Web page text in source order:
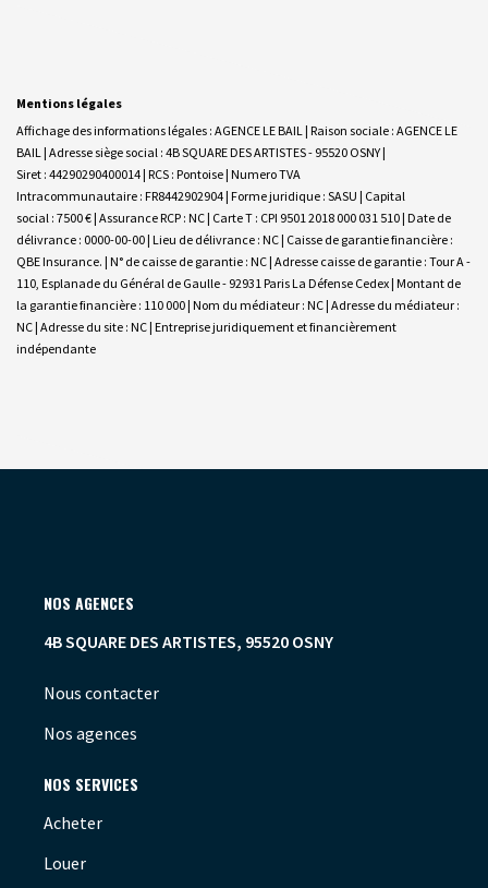
Mentions légales
Affichage des informations légales : AGENCE LE BAIL | Raison sociale : AGENCE LE
BAIL | Adresse siège social : 4B SQUARE DES ARTISTES - 95520 OSNY |
Siret : 44290290400014 | RCS : Pontoise | Numero TVA
Intracommunautaire : FR8442902904 | Forme juridique : SASU | Capital
social : 7500 € | Assurance RCP : NC | Carte T : CPI 9501 2018 000 031 510 | Date de
délivrance : 0000-00-00 | Lieu de délivrance : NC | Caisse de garantie financière :
QBE Insurance. | N° de caisse de garantie : NC | Adresse caisse de garantie : Tour A -
110, Esplanade du Général de Gaulle - 92931 Paris La Défense Cedex | Montant de
la garantie financière : 110 000 | Nom du médiateur : NC | Adresse du médiateur :
NC | Adresse du site : NC | Entreprise juridiquement et financièrement
indépendante
NOS AGENCES
4B SQUARE DES ARTISTES, 95520 OSNY
Nous contacter
Nos agences
NOS SERVICES
Acheter
Louer